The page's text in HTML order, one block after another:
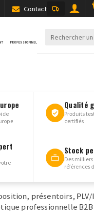
Contact
PROFESSIONNEL
Qualité
Produits
certifiés
Stock
Des milliers
références
présentoirs, PLV/
professionnelle B2B